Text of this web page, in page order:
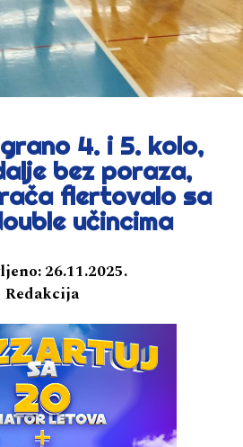
4. i 5. kolo,
bez poraza,
flertovalo sa
učincima
26.11.2025.
Redakcija